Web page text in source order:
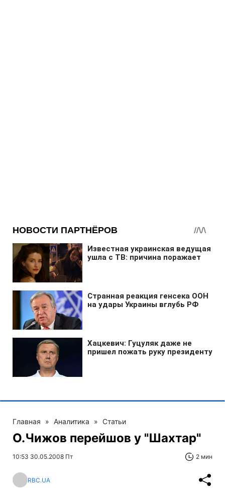
Главная » Аналитика » Статьи
О.Чижов перейшов у "Шахтар"
10:53 30.05.2008 Пт 2 мин
RBC.UA